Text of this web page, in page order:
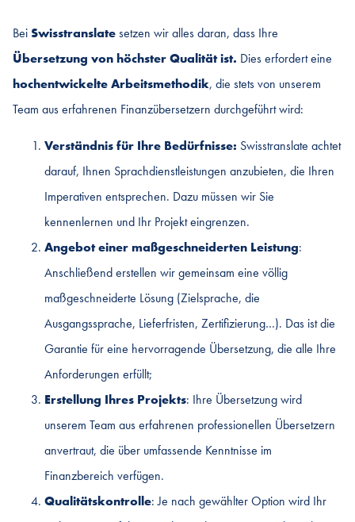
BeiSwisstranslatesetzen wir alles daran, dass Ihre
Übersetzung von höchster Qualität ist. Dies erfordert eine
hochentwickelte Arbeitsmethodik, die stets von unserem
Team aus erfahrenen Finanzübersetzern durchgeführt wird:
Verständnis für Ihre Bedürfnisse: Swisstranslate achtet
darauf, Ihnen Sprachdienstleistungen anzubieten, die Ihren
Imperativen entsprechen. Dazu müssen wir Sie
kennenlernen und Ihr Projekt eingrenzen.
Angebot einer maßgeschneiderten Leistung:
Anschließend erstellen wir gemeinsam eine völlig
maßgeschneiderte Lösung (Zielsprache, die
Ausgangssprache, Lieferfristen, Zertifizierung…). Das ist die
Garantie für eine hervorragende Übersetzung, die alle Ihre
Anforderungen erfüllt;
Erstellung Ihres Projekts: Ihre Übersetzung wird
unserem Team aus erfahrenen professionellen Übersetzern
anvertraut, die über umfassende Kenntnisse im
Finanzbereich verfügen.
Qualitätskontrolle: Je nach gewählter Option wird Ihr